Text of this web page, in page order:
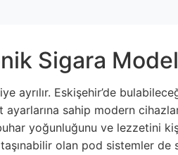
Sigara
ayrılır. Eskişehir’de
sahip modern
yoğunluğunu ve lezzetini
olan pod sistemler de